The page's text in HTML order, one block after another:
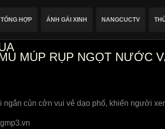
HỢP ẢNH GÁI XINH NANGCUCTV
MÚP RỤP NGỌT NƯỚC
củn cởn vui vẻ dạo phố, khiến người